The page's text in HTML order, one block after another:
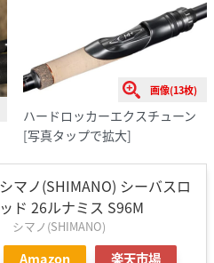
画像(13枚)
ハードロッカーエクスチューン
[写真タップで拡大]
シマノ(SHIMANO) シーバスロ
ッド 26ルナミス S96M
シマノ(SHIMANO)
Amazon 楽天市場